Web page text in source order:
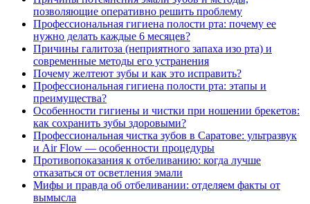
позволяющие оперативно решить проблему
Профессиональная гигиена полости рта: почему ее
нужно делать каждые 6 месяцев?
Причины галитоза (неприятного запаха изо рта) и
современные методы его устранения
Почему желтеют зубы и как это исправить?
Профессиональная гигиена полости рта: этапы и
преимущества?
Особенности гигиены и чистки при ношении брекетов:
как сохранить зубы здоровыми?
Профессиональная чистка зубов в Саратове: ультразвук
и Air Flow — особенности процедуры
Противопоказания к отбеливанию: когда лучше
отказаться от осветления эмали
Мифы и правда об отбеливании: отделяем факты от
вымысла